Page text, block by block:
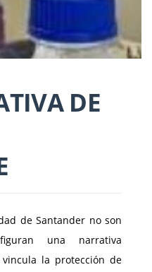
DE
de Santander no son
una narrativa
la protección de